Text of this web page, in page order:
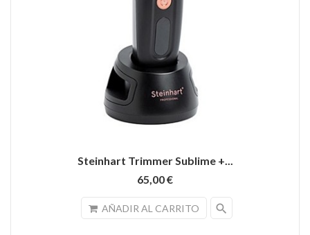
Steinhart Trimmer Sublime +...
65,00 €
AÑADIR AL CARRITO search